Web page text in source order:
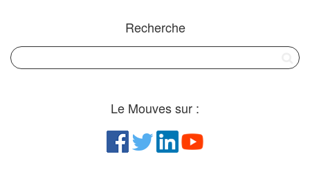
Recherche
Le Mouves sur :